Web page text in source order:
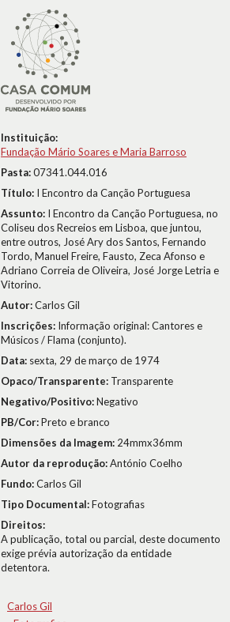
Instituição:
Fundação Mário Soares e Maria Barroso
Pasta:07341.044.016
Título: I Encontro da Canção Portuguesa
Assunto: I Encontro da Canção Portuguesa, no
Coliseu dos Recreios em Lisboa, que juntou,
entre outros, José Ary dos Santos, Fernando
Tordo, Manuel Freire, Fausto, Zeca Afonso e
Adriano Correia de Oliveira, José Jorge Letria e
Vitorino.
Autor:Carlos Gil
Inscrições: Informação original: Cantores e
Músicos / Flama (conjunto).
Data: sexta, 29 de março de 1974
Opaco/Transparente: Transparente
Negativo/Positivo:Negativo
PB/Cor:Preto e branco
Dimensões da Imagem: 24mmx36mm
Autor da reprodução:António Coelho
Fundo:Carlos Gil
Tipo Documental:Fotografias
Direitos:
A publicação, total ou parcial, deste documento
exige prévia autorização da entidade
detentora.
Carlos Gil